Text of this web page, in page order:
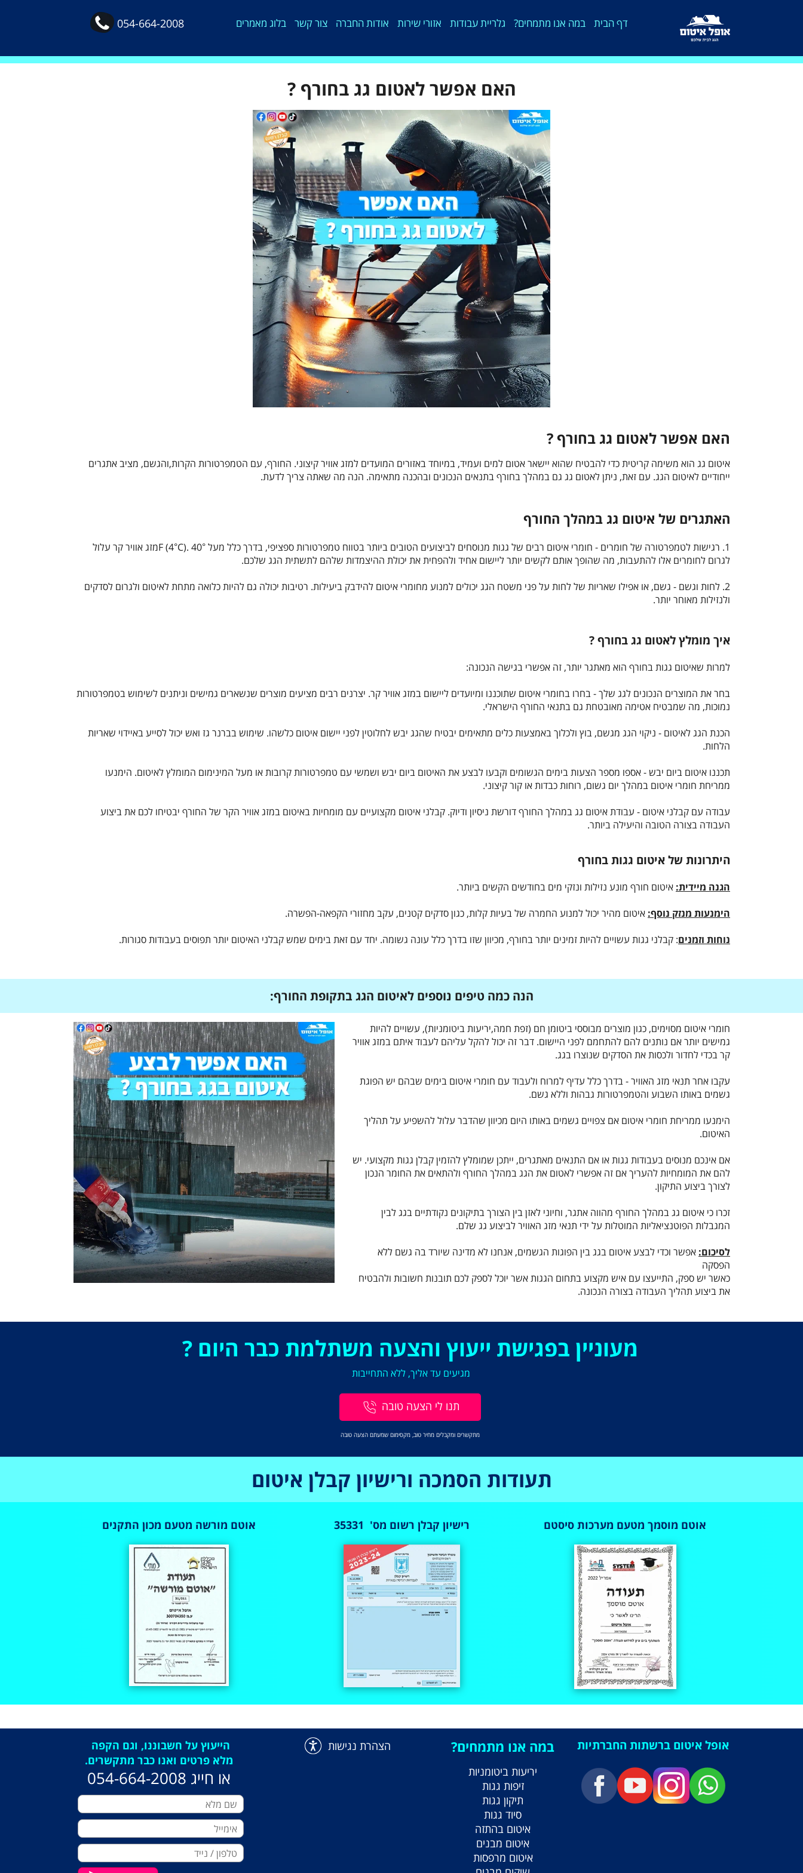
דף הבית במה אנו מתמחים? גלריית עבודות אזורי שירות אודות החברה צור קשר בלוג מאמרים 054-664-2008
האם אפשר לאטום גג בחורף ?
האם אפשר לאטום גג בחורף ?
איטום גג הוא משימה קריטית כדי להבטיח שהוא יישאר אטום למים ועמיד, במיוחד באזורים המועדים למזג אוויר קיצוני. החורף, עם הטמפרטורות הקרות,והגשם, מציב אתגרים
ייחודיים לאיטום הגג. עם זאת, ניתן לאטום גג גם במהלך בחורף בתנאים הנכונים ובהכנה מתאימה. הנה מה שאתה צריך לדעת.
האתגרים של איטום גג במהלך החורף
1. רגישות לטמפרטורה של חומרים - חומרי איטום רבים של גגות מנוסחים לביצועים הטובים ביותר בטווח טמפרטורות ספציפי, בדרך כלל מעל 40° F (4°C).מזג אוויר קר עלול
לגרום לחומרים אלו להתעבות, מה שהופך אותם לקשים יותר ליישום אחיד ולהפחית את יכולת ההיצמדות שלהם לתשתית הגג שלכם.
2. לחות וגשם - גשם, או אפילו שאריות של לחות על פני משטח הגג יכולים למנוע מחומרי איטום להידבק ביעילות. רטיבות יכולה גם להיות כלואה מתחת לאיטום ולגרום לסדקים
ולנזילות מאוחר יותר.
איך מומלץ לאטום גג בחורף ?
למרות שאיטום גגות בחורף הוא מאתגר יותר, זה אפשרי בגישה הנכונה:
בחר את המוצרים הנכונים לגג שלך - בחרו בחומרי איטום שתוכננו ומיועדים ליישום במזג אוויר קר. יצרנים רבים מציעים מוצרים שנשארים גמישים וניתנים לשימוש בטמפרטורות
נמוכות, מה שמבטיח אטימה מאובטחת גם בתנאי החורף הישראלי.
הכנת הגג לאיטום - ניקוי הגג מגשם, בוץ ולכלוך באמצעות כלים מתאימים יבטיח שהגג יבש לחלוטין לפני יישום איטום כלשהו. שימוש בברנר גז ואש יכול לסייע באיידוי שאריות
הלחות.
תכננו איטום ביום יבש - אספו מספר הצעות בימים הגשומים וקבעו לבצע את האיטום ביום יבש ושמשי עם טמפרטורות קרובות או מעל המינימום המומלץ לאיטום. הימנעו
ממריחת חומרי איטום במהלך יום גשום, רוחות כבדות או קור קיצוני.
עבודה עם קבלני איטום - עבודת איטום גג במהלך החורף דורשת ניסיון ודיוק. קבלני איטום מקצועיים עם מומחיות באיטום במזג אוויר הקר של החורף יבטיחו לכם את ביצוע
העבודה בצורה הטובה והיעילה ביותר.
היתרונות של איטום גגות בחורף
הגנה מיידית: איטום חורף מונע נזילות ונזקי מים בחודשים הקשים ביותר.
הימנעות מנזק נוסף: איטום מהיר יכול למנוע החמרה של בעיות קלות, כגון סדקים קטנים, עקב מחזורי הקפאה-הפשרה.
נוחות וזמנים: קבלני גגות עשויים להיות זמינים יותר בחורף, מכיוון שזו בדרך כלל עונה גשומה. יחד עם זאת בימים שמש קבלני האיטום יותר תפוסים בעבודות סגורות.
הנה כמה טיפים נוספים לאיטום הגג בתקופת החורף:
חומרי איטום מסוימים, כגון מוצרים מבוססי ביטומן חם (זפת חמה,יריעות ביטומניות), עשויים להיות
גמישים יותר אם נותנים להם להתחמם לפני היישום. דבר זה יכול להקל עליהם לעבוד איתם במזג אוויר
קר בכדי לחדור ולכסות את הסדקים שנוצרו בגג.
עקבו אחר תנאי מזג האוויר - בדרך כלל עדיף למרוח ולעבוד עם חומרי איטום בימים שבהם יש הפוגת
גשמים באותו השבוע והטמפרטורות גבהות וללא גשם.
הימנעו ממריחת חומרי איטום אם צפויים גשמים באותו היום מכיוון שהדבר עלול להשפיע על תהליך
האיטום.
אם אינכם מנוסים בעבודות גגות או אם התנאים מאתגרים, ייתכן שמומלץ להזמין קבלן גגות מקצועי. יש
להם את המומחיות להעריך אם זה אפשרי לאטום את הגג במהלך החורף ולהתאים את החומר הנכון
לצורך ביצוע התיקון.
זכרו כי איטום גג במהלך החורף מהווה אתגר, וחיוני לאזן בין הצורך בתיקונים נקודתיים בגג לבין
המגבלות הפוטנציאליות המוטלות על ידי תנאי מזג האוויר לביצוע גג שלם.
לסיכום: אפשר וכדי לבצע איטום בגג בין הפוגות הגשמים, אנחנו לא מדינה שיורד בה גשם ללא
הפסקה
כאשר יש ספק, התייעצו עם איש מקצוע בתחום הגגות אשר יוכל לספק לכם תובנות חשובות ולהבטיח
את ביצוע תהליך העבודה בצורה הנכונה.
מעוניין בפגישת ייעוץ והצעה משתלמת כבר היום ?
מגיעים עד אליך, ללא התחייבות
תנו לי הצעה טובה
מתקשרים ומקבלים מחיר טוב, מקסימום שמעתם הצעה טובה
תעודות הסמכה ורישיון קבלן איטום
אוטם מוסמך מטעם מערכות סיסטם רישיון קבלן רשום מס' 35331 אוטם מורשה מטעם מכון התקנים
אופל איטום ברשתות החברתיות במה אנו מתמחים?
יריעות ביטומניות
זיפות גגות
תיקון גגות
סיוד גגות
איטום בהתזה
איטום מבנים
איטום מרפסות
הצהרת נגישות
הייעוץ על חשבוננו, וגם הקפה
מלא פרטים ואנו כבר מתקשרים.
או חייג 054-664-2008